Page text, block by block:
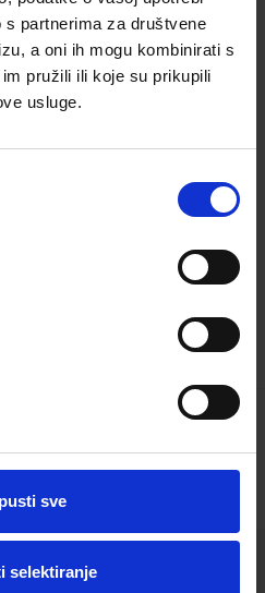
partnerima za društvene
a oni ih mogu kombinirati s
pružili ili koje su prikupili
usluge.
sve
selektiranje
kako bismo vam mogli slati
Optical Express
i emetropijom).